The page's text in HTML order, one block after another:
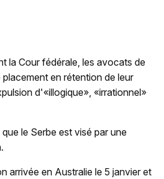
la Cour fédérale, les avocats de
en rétention de leur
d'«illogique», «irrationnel»
le Serbe est visé par une
arrivée en Australie le 5 janvier et